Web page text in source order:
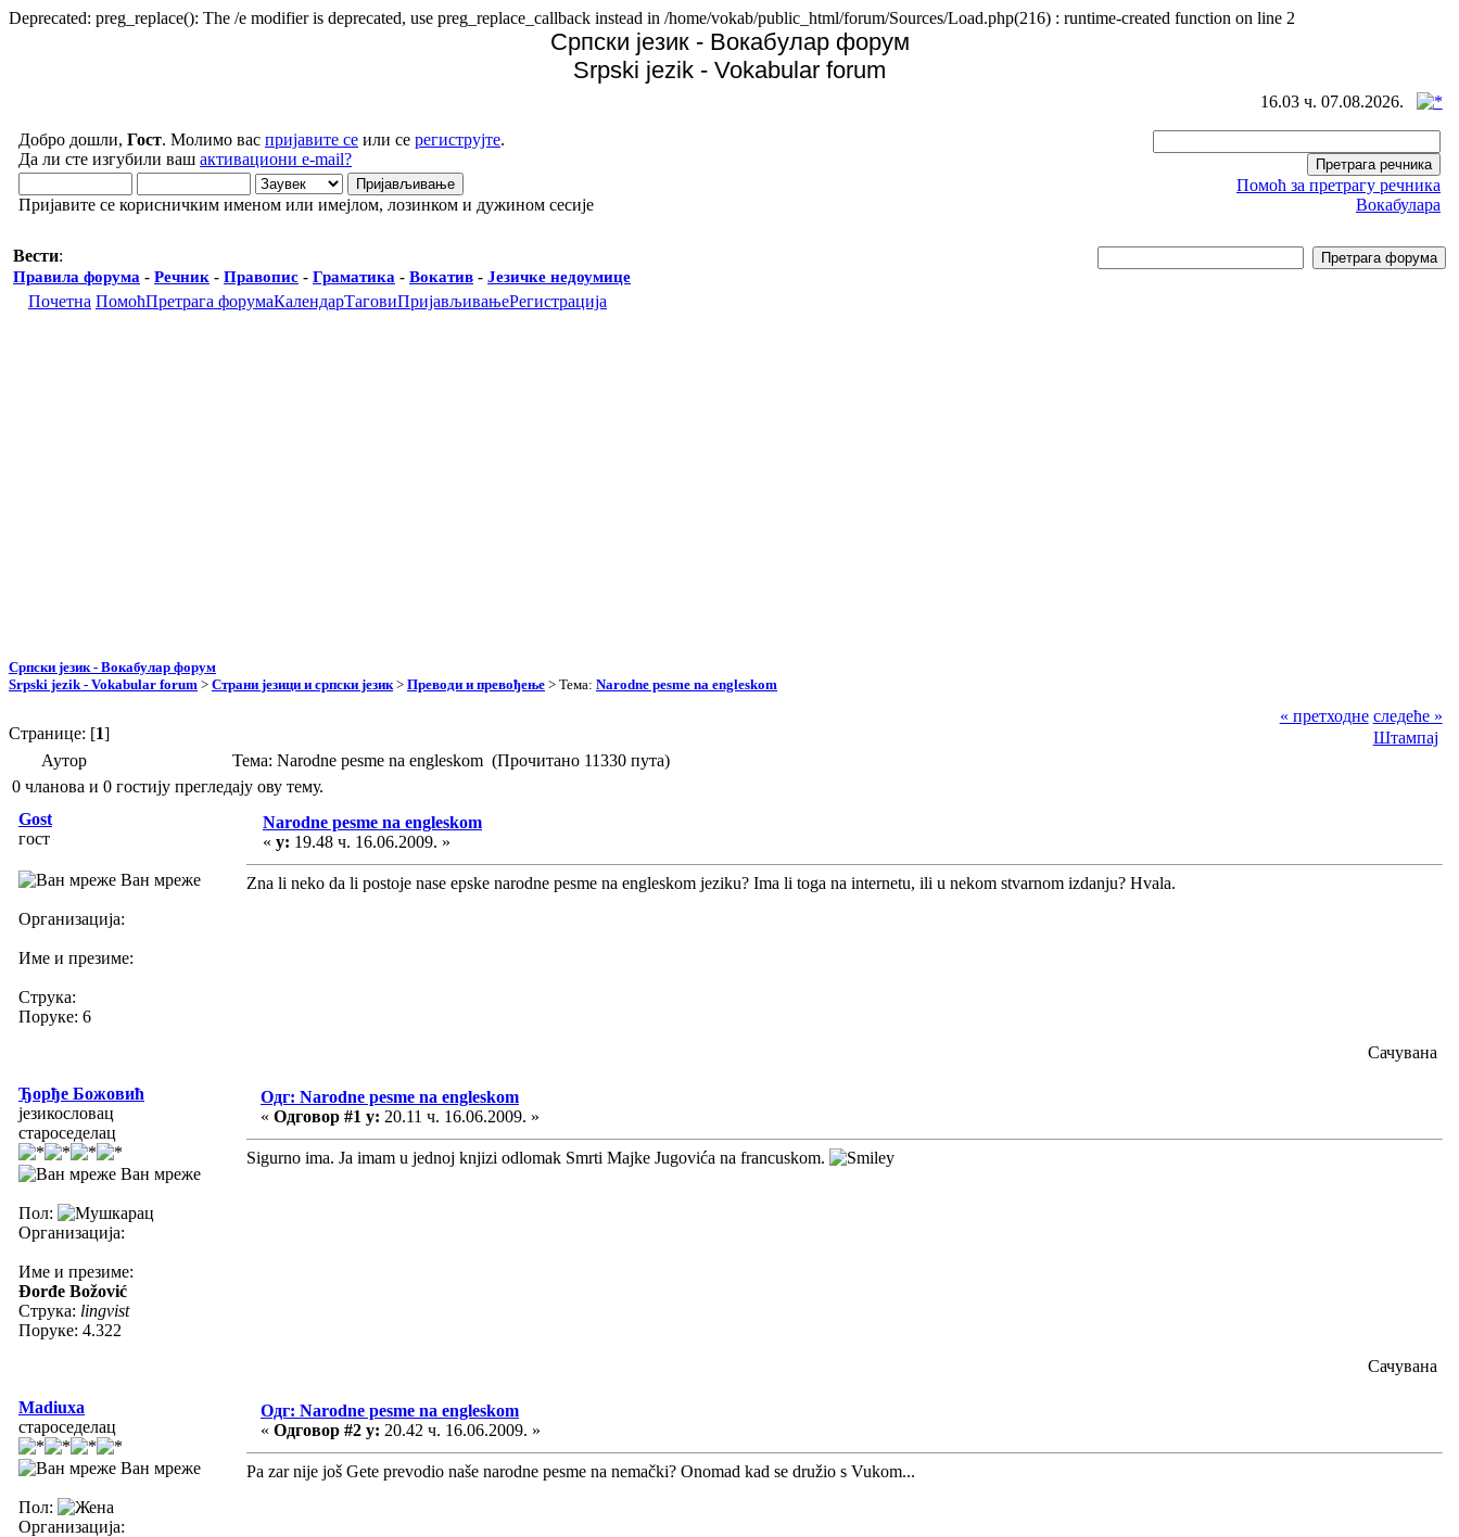
Deprecated: preg_replace(): The /e modifier is deprecated, use preg_replace_callback instead in /home/vokab/public_html/forum/Sources/Load.php(216) : runtime-created function on line 2
Српски језик - Вокабулар форум
Srpski jezik - Vokabular forum
16.03 ч. 07.08.2026.
Добро дошли, Гост. Молимо вас пријавите се или се региструјте.
Да ли сте изгубили ваш активациони e-mail?
Пријавите се корисничким именом или имејлом, лозинком и дужином сесије
Помоћ за претрагу речника
Вокабулара
Вести:
Правила форума - Речник - Правопис - Граматика - Вокатив - Језичке недоумице
Почетна ПомоћПретрага форумаКалендарТаговиПријављивањеРегистрација
Српски језик - Вокабулар форум
Srpski jezik - Vokabular forum > Страни језици и српски језик > Преводи и превођење > Тема: Narodne pesme na engleskom
Странице: [1]
« претходне следеће »
Штампај
Аутор
Тема: Narodne pesme na engleskom (Прочитано 11330 пута)
0 чланова и 0 гостију прегледају ову тему.
Gost
гост
Ван мреже
Организација:
Име и презиме:
Струка:
Поруке: 6
Narodne pesme na engleskom
« у: 19.48 ч. 16.06.2009. »
Zna li neko da li postoje nase epske narodne pesme na engleskom jeziku? Ima li toga na internetu, ili u nekom stvarnom izdanju? Hvala.
Сачувана
Ђорђе Божовић
језикословац
староседелац
Ван мреже
Пол:
Организација:
Име и презиме:
Đorđe Božović
Струка: lingvist
Поруке: 4.322
Одг: Narodne pesme na engleskom
« Одговор #1 у: 20.11 ч. 16.06.2009. »
Sigurno ima. Ja imam u jednoj knjizi odlomak Smrti Majke Jugovića na francuskom.
Сачувана
Madiuxa
староседелац
Ван мреже
Пол:
Организација:
Одг: Narodne pesme na engleskom
« Одговор #2 у: 20.42 ч. 16.06.2009. »
Pa zar nije još Gete prevodio naše narodne pesme na nemački? Onomad kad se družio s Vukom...